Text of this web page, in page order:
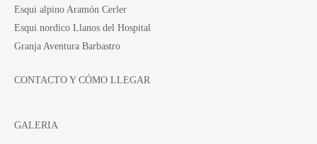
Esqui alpino Aramón Cerler
Esqui nordico Llanos del Hospital
Granja Aventura Barbastro
CONTACTO Y CÓMO LLEGAR
GALERIA